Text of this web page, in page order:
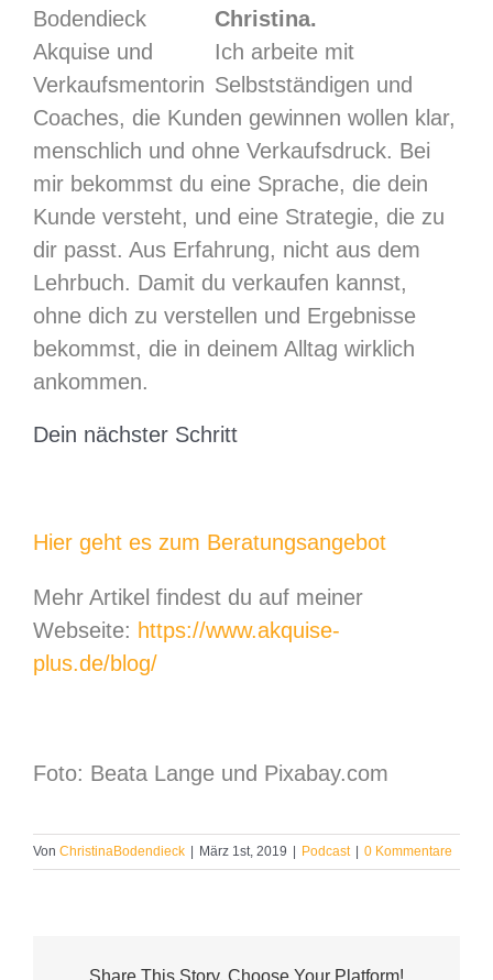
Christina.
Ich arbeite mit
Selbstständigen und
Coaches, die Kunden gewinnen wollen klar,
menschlich und ohne Verkaufsdruck. Bei
mir bekommst du eine Sprache, die dein
Kunde versteht, und eine Strategie, die zu
dir passt. Aus Erfahrung, nicht aus dem
Lehrbuch. Damit du verkaufen kannst,
ohne dich zu verstellen und Ergebnisse
bekommst, die in deinem Alltag wirklich
ankommen.
Dein nächster Schritt
Hier geht es zum Beratungsangebot
Mehr Artikel findest du auf meiner
Webseite: https://www.akquise-
plus.de/blog/
Foto: Beata Lange und Pixabay.com
Von ChristinaBodendieck März 1st, 2019 Podcast 0 Kommentare
Share This Story, Choose Your Platform!